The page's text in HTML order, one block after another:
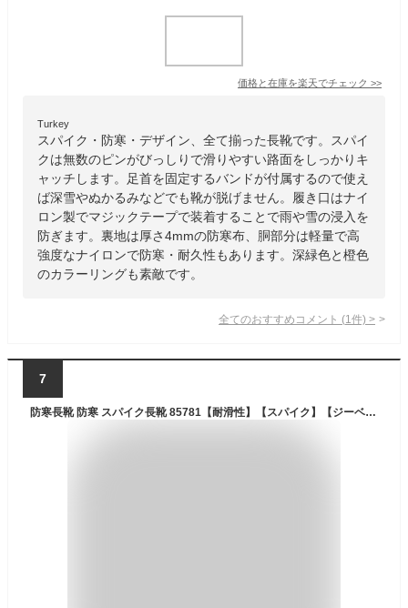
価格と在庫を楽天でチェック >>
Turkey
スパイク・防寒・デザイン、全て揃った長靴です。スパイ
クは無数のピンがびっしりで滑りやすい路面をしっかりキ
ャッチします。足首を固定するバンドが付属するので使え
ば深雪やぬかるみなどでも靴が脱げません。履き口はナイ
ロン製でマジックテープで装着することで雨や雪の浸入を
防ぎます。裏地は厚さ4mmの防寒布、胴部分は軽量で高
強度なナイロンで防寒・耐久性もあります。深緑色と橙色
のカラーリングも素敵です。
全てのおすすめコメント (1 件) >
7
防寒長靴 防寒 スパイク長靴 85781【耐滑性】【スパイク】【ジーベック】【釣り 長靴】安全靴【防寒長靴】【長靴 防寒】【長靴 防寒 メンズ】 XEBEC